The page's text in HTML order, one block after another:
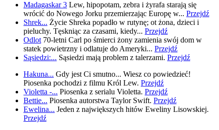
Madagaskar 3 Lew, hipopotam, zebra i żyrafa starają się
wrócić do Nowego Jorku przemierzając Europę w... Przejdź
Shrek... Życie Shreka popadło w rutynę; ot żona, dzieci i
pieluchy. Tęskniąc za czasami, kiedy... Przejdź
Odlot 70-letni Carl po śmierci żony zamienia swój dom w
statek powietrzny i odlatuje do Ameryki... Przejdź
Sąsiedzi:... Sąsiedzi mają problem z talerzami. Przejdź
Hakuna... Gdy jest Ci smutno... Wiesz co powiedzieć!
Piosenka pochodzi z filmu Król Lew. Przejdź
Violetta -... Piosenka z serialu Violetta. Przejdź
Bettie... Piosenka autorstwa Taylor Swift. Przejdź
Ewelina... Jeden z największych hitów Eweliny Lisowskiej.
Przejdź